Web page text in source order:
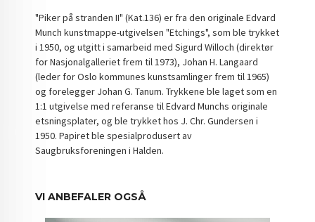
"Piker på stranden II" (Kat.136) er fra den originale Edvard
Munch kunstmappe-utgivelsen "Etchings", som ble trykket
i 1950, og utgitt i samarbeid med Sigurd Willoch (direktør
for Nasjonalgalleriet frem til 1973), Johan H. Langaard
(leder for Oslo kommunes kunstsamlinger frem til 1965)
og forelegger Johan G. Tanum. Trykkene ble laget som en
1:1 utgivelse med referanse til Edvard Munchs originale
etsningsplater, og ble trykket hos J. Chr. Gundersen i
1950. Papiret ble spesialprodusert av
Saugbruksforeningen i Halden.
VI ANBEFALER OGSÅ